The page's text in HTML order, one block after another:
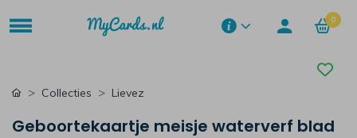
0
Collecties Lievez
Geboortekaartje meisje waterverf blad